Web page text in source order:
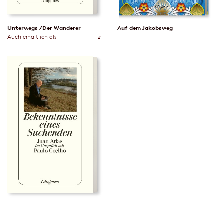
Unterwegs / Der Wanderer
Auch erhältlich als
Auf dem Jakobsweg